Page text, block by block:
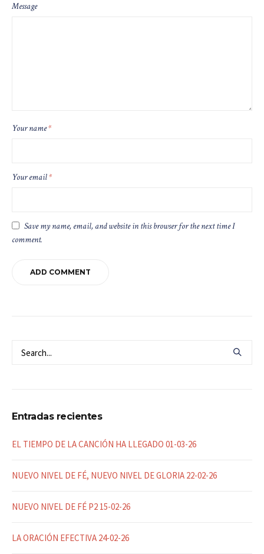
Message
Your name*
Your email*
Save my name, email, and website in this browser for the next time I
comment.
Entradas recientes
EL TIEMPO DE LA CANCIÓN HA LLEGADO 01-03-26
NUEVO NIVEL DE FÉ, NUEVO NIVEL DE GLORIA 22-02-26
NUEVO NIVEL DE FÉ P2 15-02-26
LA ORACIÓN EFECTIVA 24-02-26